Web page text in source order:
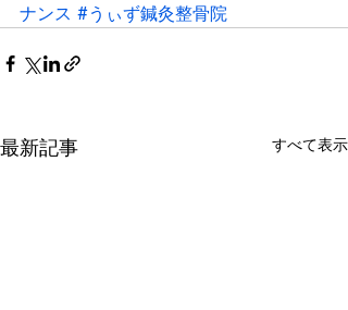
ナンス #うぃず鍼灸整骨院
最新記事 すべて表示